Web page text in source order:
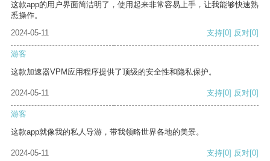
这款app的用户界面简洁明了，使用起来非常容易上手，让我能够快速熟
悉操作。
2024-05-11
支持[0] 反对[0]
游客
这款加速器VPM应用程序提供了顶级的安全性和隐私保护。
2024-05-11 支持[0] 反对[0]
游客
这款app就像我的私人导游，带我领略世界各地的美景。
2024-05-11 支持[0] 反对[0]